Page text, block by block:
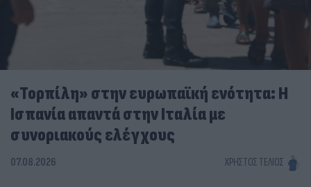
«Τορπίλη» στην ευρωπαϊκή ενότητα: Η
Ισπανία απαντά στην Ιταλία με
συνοριακούς ελέγχους
07.08.2026 ΧΡΉΣΤΟΣ ΤΈΛΙΟΣ